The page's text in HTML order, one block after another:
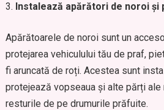
Instalează apărători de noroi
Apărătoarele de noroi sunt un
protejarea vehiculului tău de praf,
fi aruncată de roți. Acestea sunt
protejează vopseaua și alte părți
resturile de pe drumurile prăfuite.